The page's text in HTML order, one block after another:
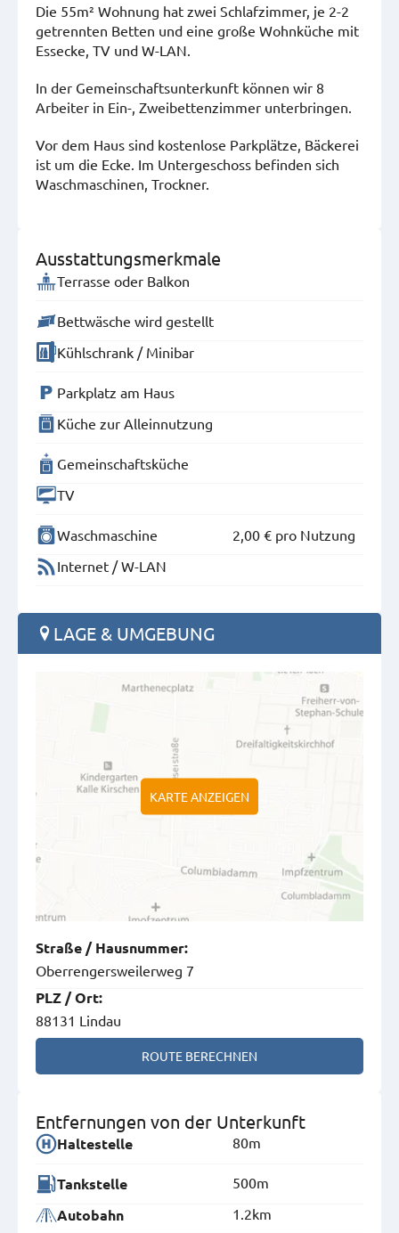
Die 55m² Wohnung hat zwei Schlafzimmer, je 2-2
getrennten Betten und eine große Wohnküche mit
Essecke, TV und W-LAN.
In der Gemeinschaftsunterkunft können wir 8
Arbeiter in Ein-, Zweibettenzimmer unterbringen.
Vor dem Haus sind kostenlose Parkplätze, Bäckerei
ist um die Ecke. Im Untergeschoss befinden sich
Waschmaschinen, Trockner.
Ausstattungsmerkmale
Terrasse oder Balkon
Bettwäsche wird gestellt
Kühlschrank / Minibar
Parkplatz am Haus
Küche zur Alleinnutzung
Gemeinschaftsküche
TV
Waschmaschine 2,00 € pro Nutzung
Internet / W-LAN
LAGE & UMGEBUNG
KARTE ANZEIGEN
Straße / Hausnummer:
Oberrengersweilerweg 7
PLZ /Ort:
88131 Lindau
ROUTE BERECHNEN
Entfernungen von der Unterkunft
Haltestelle 80m
Tankstelle 500m
Autobahn 1.2km